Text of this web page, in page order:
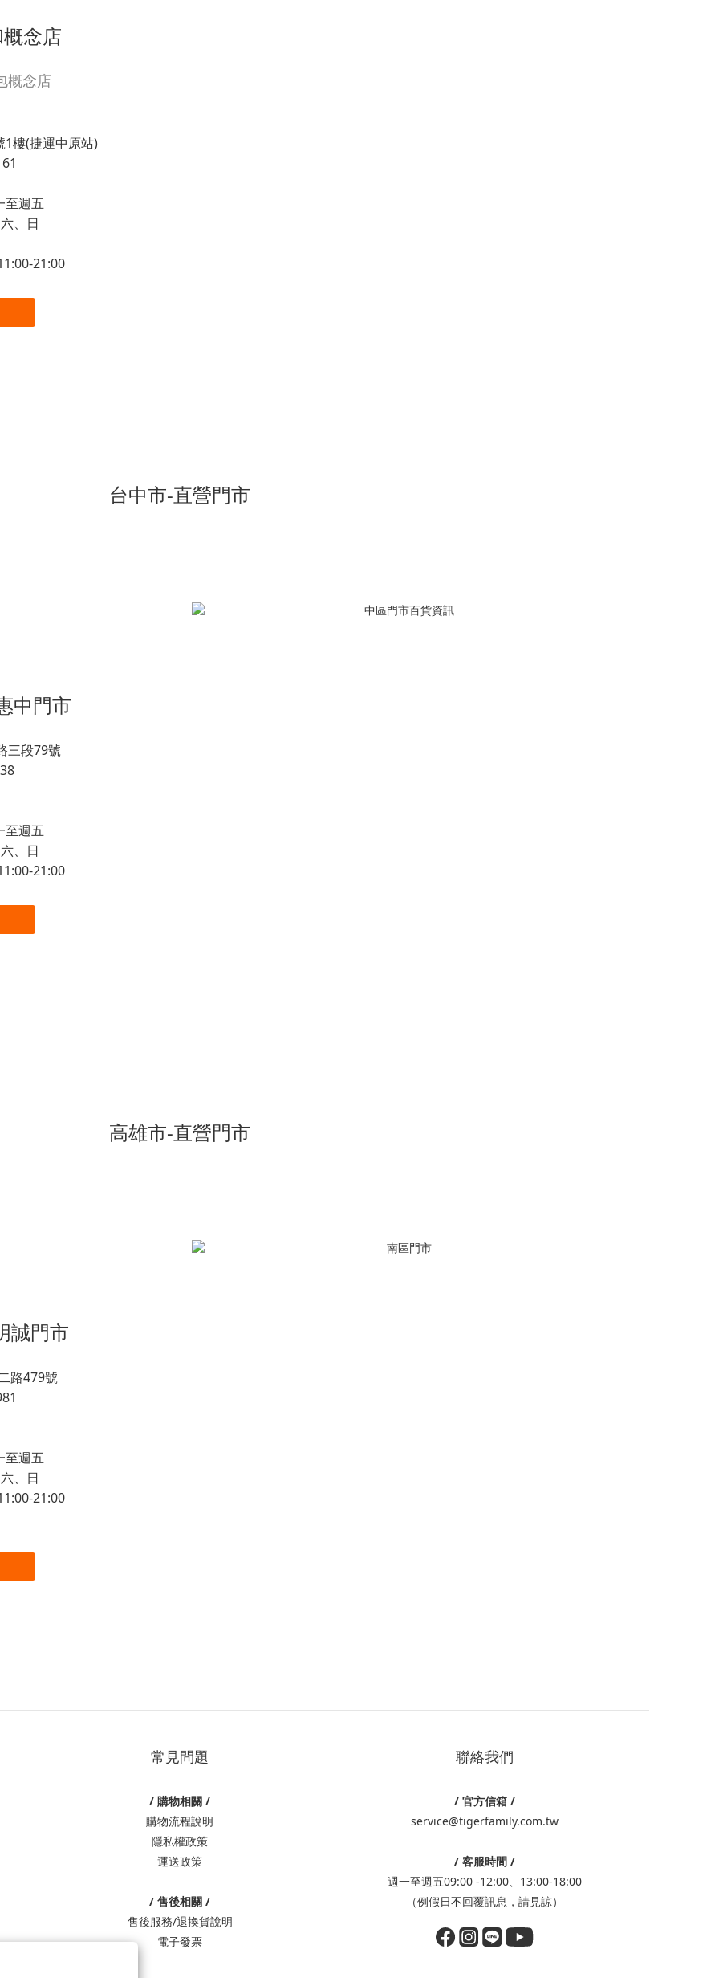
念店
概念店
樓(捷運中原站)
至週五
、日
21:00
台中市-直營門市
中門市
三段79號
至週五
、日
21:00
高雄市-直營門市
誠門市
路479號
至週五
、日
21:00
常見問題
/ 購物相關 /
購物流程說明
隱私權政策
運送政策
/ 售後相關 /
售後服務/退換貨說明
電子發票
聯絡我們
/ 官方信箱 /
service@tigerfamily.com.tw
/ 客服時間 /
週一至週五09:00 -12:00、13:00-18:00
（例假日不回覆訊息，請見諒）